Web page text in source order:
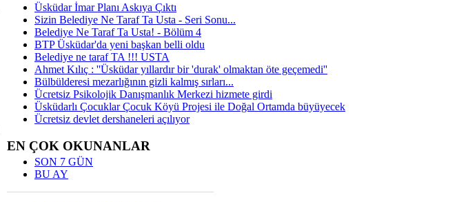
Üsküdar İmar Planı Askıya Çıktı
Sizin Belediye Ne Taraf Ta Usta - Seri Sonu...
Belediye Ne Taraf Ta Usta! - Bölüm 4
BTP Üsküdar'da yeni başkan belli oldu
Belediye ne taraf TA !!! USTA
Ahmet Kılıç : ''Üsküdar yıllardır bir 'durak' olmaktan öte geçemedi''
Bülbülderesi mezarlığının gizli kalmış sırları...
Ücretsiz Psikolojik Danışmanlık Merkezi hizmete girdi
Üsküdarlı Çocuklar Çocuk Köyü Projesi ile Doğal Ortamda büyüyecek
Ücretsiz devlet dershaneleri açılıyor
EN ÇOK OKUNANLAR
SON 7 GÜN
BU AY